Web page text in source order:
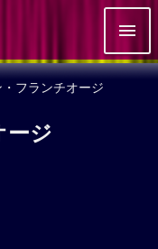
フランチオージ
ージ